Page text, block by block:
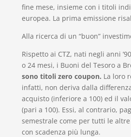
fine mese, insieme con i titoli
europea. La prima emissione
Alla ricerca di un “buon”
Rispetto ai CTZ, nati negli anni
o 24 mesi, i Buoni del Tesoro a
sono titoli zero coupon. La loro
infatti, non deriva dalla
acquisto (inferiore a 100) ed il
(pari a 100). Essi, al contrario,
semestrale come per tutti le
con scadenza più lunga.